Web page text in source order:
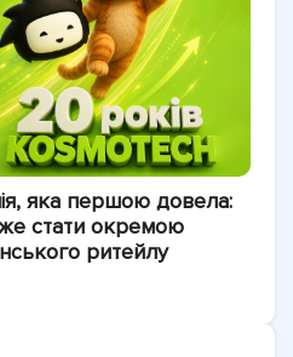
яка першою довела:
стати окремою
ритейлу